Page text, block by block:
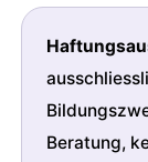
Beratung,